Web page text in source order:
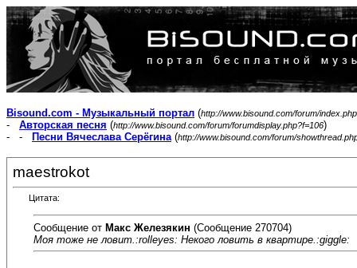
Bisound.com - Музыкальный портал (http://www.bisound.com/forum/index.php
- Авторская песня (http://www.bisound.com/forum/forumdisplay.php?f=106)
- -
Песни Вячеслава Серёгина(http://www.bisound.com/forum/
maestrokot
Цитата:
Сообщение от Макс Железякин (Сообщение 270704)
Моя тоже не ловит.:rolleyes: Некого ловить в квартире.:giggle: